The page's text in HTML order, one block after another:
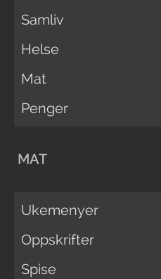
Samliv
Helse
Mat
Penger
MAT
Ukemenyer
Oppskrifter
Spise